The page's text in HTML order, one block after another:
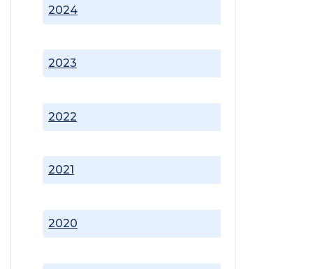
2020
2021
2022
2023
2024